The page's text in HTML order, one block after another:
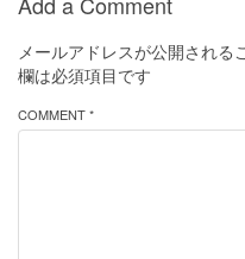
メールアドレスが公開される
欄は必須項目です
COMMENT *